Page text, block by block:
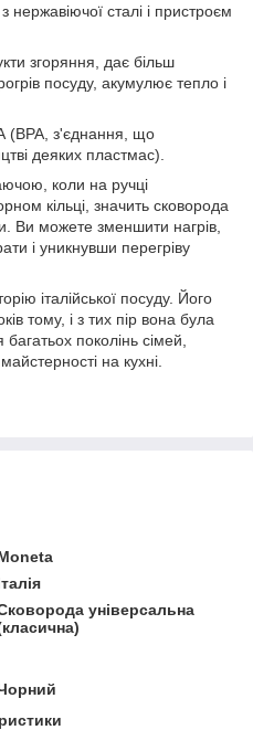
нержавіючої сталі і пристроєм
згоряння, дає більш
посуду, акумулює тепло і
(BPA, з'єднання, що
деяких пластмас).
коли на ручці
кільці, значить сковорода
Ви можете зменшити нагрів,
і уникнувши перегріву
італійської посуду. Його
тому, і з тих пір вона була
поколінь сімей,
на кухні.
універсальна